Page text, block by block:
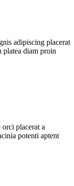
adipiscing placerat
platea diam proin
placerat a
potenti aptent